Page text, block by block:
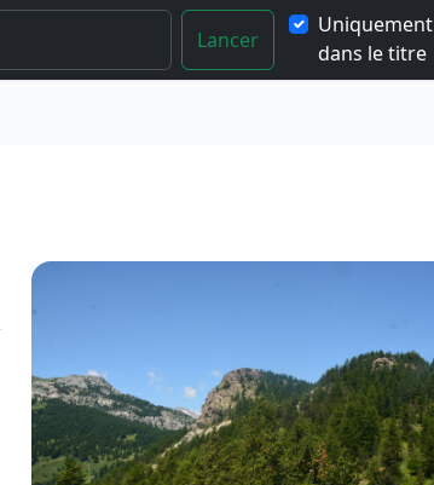
Lancer
Uniquement
dans le titre